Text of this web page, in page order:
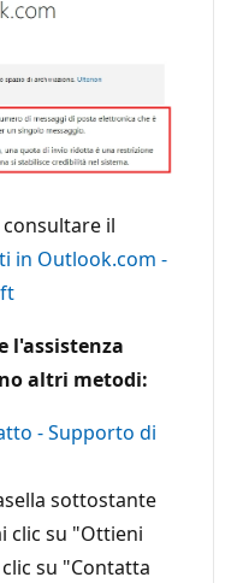
il
in Outlook.com -
l'assistenza
altri metodi:
- Supporto di
sottostante
clic su "Ottieni
su "Contatta